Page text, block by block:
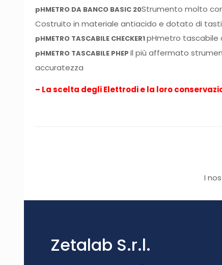
pHMETRO DA BANCO BASIC 20Strumento molto
Costruito in materiale antiacido e dotato di
pHMETRO TASCABILE CHECKER1pHmetro tascabile
pHMETRO TASCABILE PHEPIl più affermato
accuratezza
– La scelta degli Elettrodi e la loro
I
Zetalab S.r.l.